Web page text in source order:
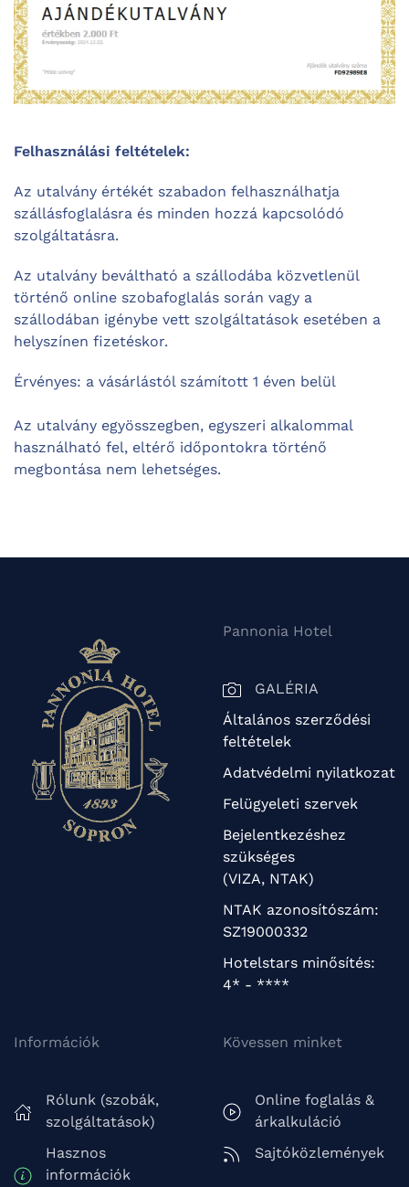
Felhasználási feltételek:
Az utalvány értékét szabadon felhasználhatja
szállásfoglalásra és minden hozzá kapcsolódó
szolgáltatásra.
Az utalvány beváltható a szállodába közvetlenül
történő online szobafoglalás során vagy a
szállodában igénybe vett szolgáltatások esetében a
helyszínen fizetéskor.
Érvényes: a vásárlástól számított 1 éven belül
Az utalvány egyösszegben, egyszeri alkalommal
használható fel, eltérő időpontokra történő
megbontása nem lehetséges.
Pannonia Hotel
GALÉRIA
Általános szerződési
feltételek
Adatvédelmi nyilatkozat
Felügyeleti szervek
Bejelentkezéshez
szükséges
(VIZA, NTAK)
NTAK azonosítószám:
SZ19000332
Hotelstars minősítés:
4* - ****
Információk
Rólunk (szobák,
szolgáltatások)
Hasznos
információk
Kövessen minket
Online foglalás &
árkalkuláció
Sajtóközlemények